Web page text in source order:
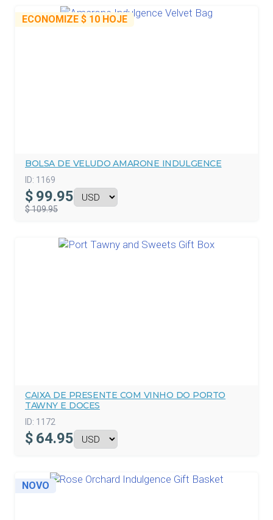
ECONOMIZE $ 10 HOJE
BOLSA DE VELUDO AMARONE INDULGENCE
ID: 1169
$ 99.95
$ 109.95
CAIXA DE PRESENTE COM VINHO DO PORTO
TAWNY E DOCES
ID: 1172
$ 64.95
NOVO